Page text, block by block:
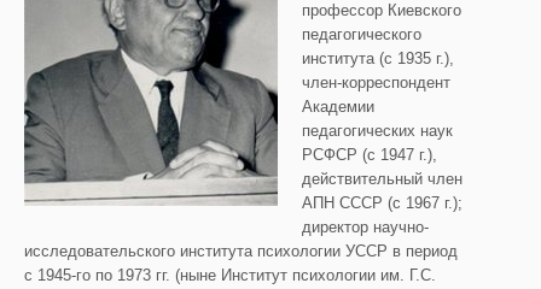
профессор Киевского
педагогического
института (с 1935 г.),
член-корреспондент
Академии
педагогических наук
РСФСР (с 1947 г.),
действительный член
АПН СССР (с 1967 г.);
директор научно-
исследовательского института психологии УССР в период
с 1945-го по 1973 гг. (ныне Институт психологии им. Г.С.